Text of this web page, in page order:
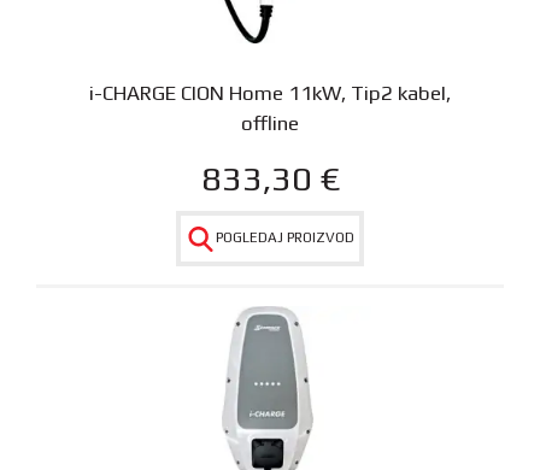
i-CHARGE CION Home 11kW, Tip2 kabel,
offline
833,30 €
POGLEDAJ PROIZVOD